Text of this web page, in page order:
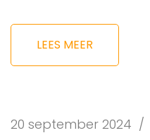
LEES MEER
20 september 2024 /